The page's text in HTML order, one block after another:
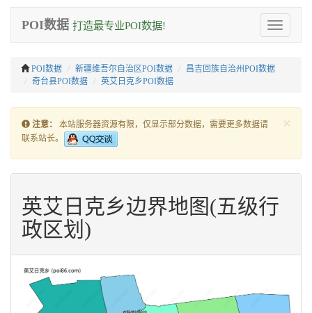
Toggle
navigation
POI数据 打造最专业POI数据!
POI数据 新疆维吾尔自治区POI数据
昌吉回族自治州POI数据
奇台县POI数据
英艾日克乡POI数据
×
注意：
本站服务器资源有限，仅显示部分数据，需要更多数据请
联系站长。
英艾日克乡边界地图(五级行
政区划)